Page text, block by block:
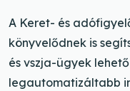
A Keret- és
könyvelődnek is
és vszja-ügyek
legautomatizáltabb